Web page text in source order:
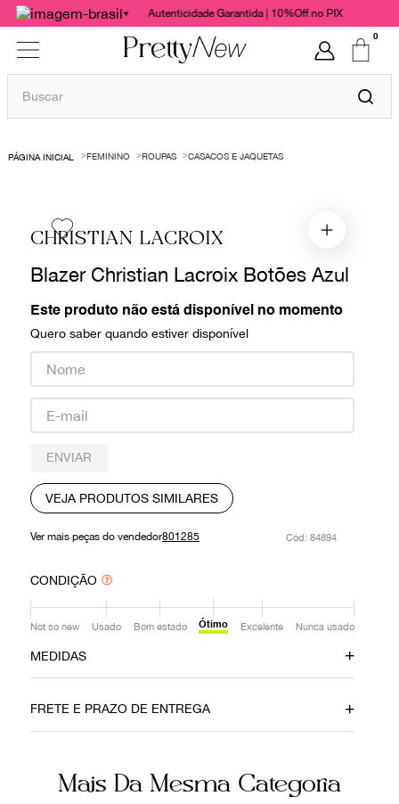
Autenticidade Garantida | 10%Off no PIX
0
Buscar
FEMININO ROUPAS CASACOS E JAQUETAS
CHRISTIAN LACROIX
Blazer Christian Lacroix Botões Azul
Este produto não está disponível no momento
Quero saber quando estiver disponível
ENVIAR
VEJA PRODUTOS SIMILARES
Ver mais peças do vendedor801285 : 84894
CONDIÇÃO
Not so new Usado Bom estado Ótimo Excelente Nunca usado
MEDIDAS
66cm 41cm
Ainda com dúvidas sobre as medidas? Fale com a nossa
FRETE E PRAZO DE ENTREGA
Mais Da Mesma Categoria
1º
bolsas
chanel
valentino
paula raia
burberry
prada